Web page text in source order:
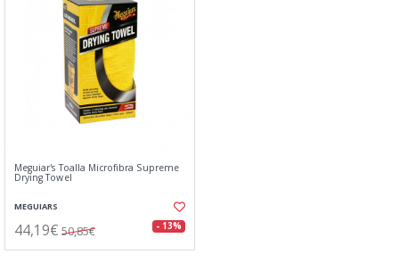
Meguiar's Toalla Microfibra Supreme
Drying Towel
MEGUIARS
44,19€ 50,85€ - 13%